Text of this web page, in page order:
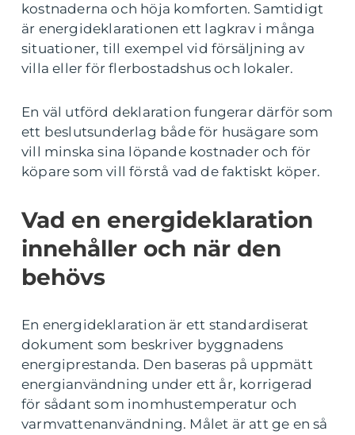
kostnaderna och höja komforten. Samtidigt
är energideklarationen ett lagkrav i många
situationer, till exempel vid försäljning av
villa eller för flerbostadshus och lokaler.
En väl utförd deklaration fungerar därför som
ett beslutsunderlag både för husägare som
vill minska sina löpande kostnader och för
köpare som vill förstå vad de faktiskt köper.
Vad en energideklaration
innehåller och när den
behövs
En energideklaration är ett standardiserat
dokument som beskriver byggnadens
energiprestanda. Den baseras på uppmätt
energianvändning under ett år, korrigerad
för sådant som inomhustemperatur och
varmvattenanvändning. Målet är att ge en så